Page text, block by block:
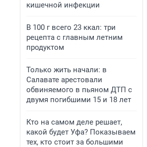
кишечной инфекции
В 100 г всего 23 ккал: три
рецепта с главным летним
продуктом
Только жить начали: в
Салавате арестовали
обвиняемого в пьяном ДТП с
двумя погибшими 15 и 18 лет
Кто на самом деле решает,
какой будет Уфа? Показываем
тех, кто стоит за большими